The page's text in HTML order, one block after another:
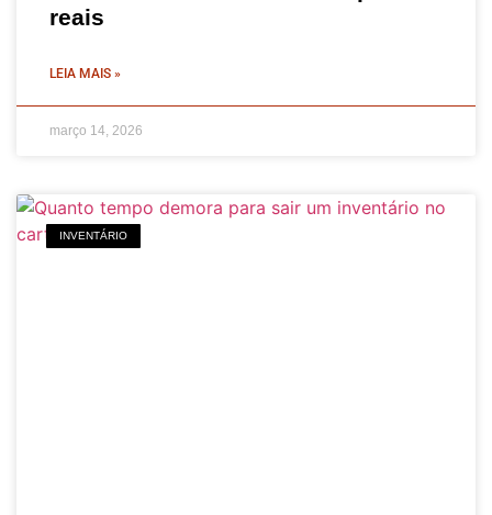
reais
LEIA MAIS »
março 14, 2026
INVENTÁRIO